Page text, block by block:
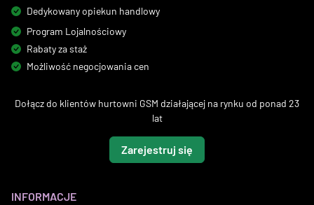
Dedykowany opiekun handlowy
Program Lojalnościowy
Rabaty za staż
Możliwość negocjowania cen
Dołącz do klientów hurtowni GSM działającej na rynku od ponad 23
lat
Zarejestruj się
INFORMACJE